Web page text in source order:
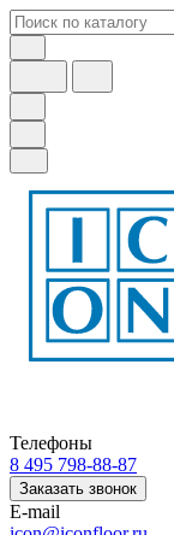
Телефоны
8 495 798-88-87
Заказать звонок
E-mail